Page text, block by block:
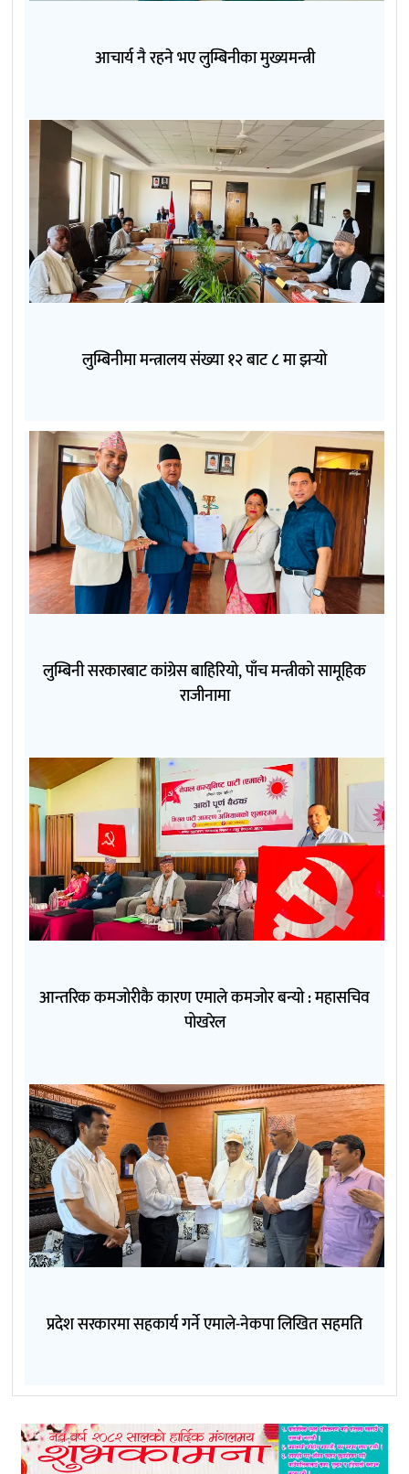
आचार्य नै रहने भए लुम्बिनीका मुख्यमन्त्री
लुम्बिनीमा मन्त्रालय संख्या १२ बाट ८ मा झर्‍यो
लुम्बिनी सरकारबाट कांग्रेस बाहिरियो, पाँच मन्त्रीको सामूहिक
राजीनामा
आन्तरिक कमजोरीकै कारण एमाले कमजोर बन्यो : महासचिव
पोखरेल
प्रदेश सरकारमा सहकार्य गर्ने एमाले-नेकपा लिखित सहमति